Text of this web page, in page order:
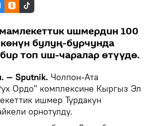
ишмердин 100
булуң-бурчунда
топ иш-чаралар өтүүдө.
— Sputnik. Чолпон-Ата
Ордо" комплексине Кыргыз Эл
ишмер Турдакун
орнотулду.